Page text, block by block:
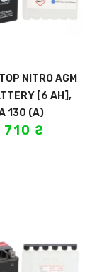
NITRO AGM
[6 AH],
130 (A)
710₴